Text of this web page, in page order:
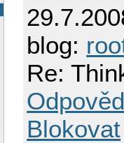
blog:
Re:
Blokovat